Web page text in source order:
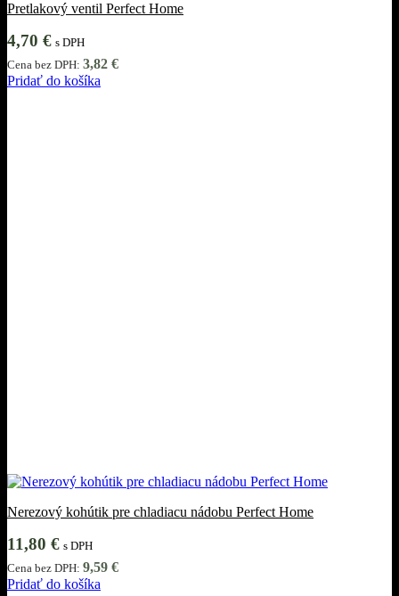
Pretlakový ventil Perfect Home
4,70 € s DPH
Cena bez DPH: 3,82 €
Pridať do košíka
Nerezový kohútik pre chladiacu nádobu Perfect Home
11,80 € s DPH
Cena bez DPH: 9,59 €
Pridať do košíka